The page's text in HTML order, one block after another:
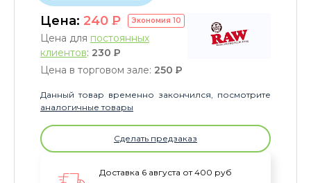
Цена: 240 P Экономия 10
Цена для постоянных
клиентов: 230 P
Цена в торговом зале: 250 P
Данный товар временно закончился, посмотрите
аналогичные товары
Сделать предзаказ
Доставка 6 августа от 400 руб